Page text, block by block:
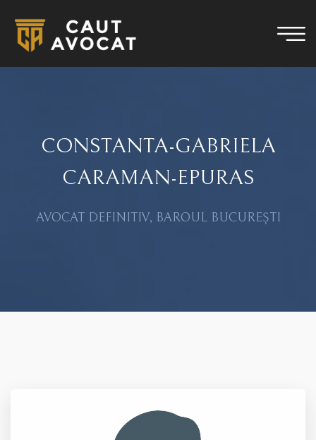
CONSTANTA-GABRIELA
CARAMAN-EPURAS
AVOCAT DEFINITIV, BAROUL BUCUREȘTI